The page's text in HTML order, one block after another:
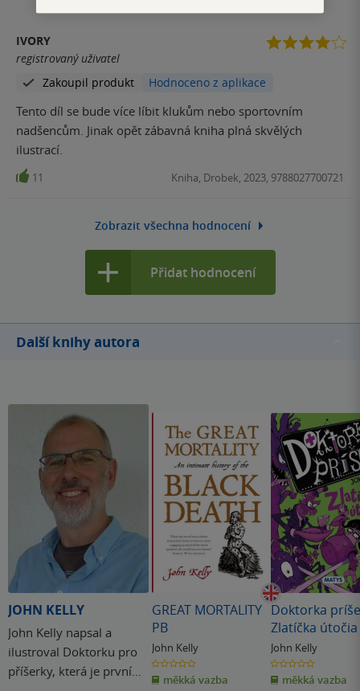
IVORY
registrovaný uživatel
Zakoupil produkt
Hodnoceno z aplikace
Tento díl se bude více líbit klukům nebo sportovním
nadšencům. Jinak opět zábavná kniha plná skvělých
ilustrací.
11 Kniha, Drobek, 2023, 9788027700721
Zobrazit všechna hodnocení
Přidat hodnocení
Další knihy autora
JOHN KELLY
John Kelly napsal a
ilustroval Doktorku pro
příšerky, která je první
GREAT MORTALITY
PB
John Kelly
0.0
z
5
hvězdiček
měkká vazba
Doktorka
Zlatíčka útočia
John Kelly
0.0
z
5
hvězdiček
měkká vazba